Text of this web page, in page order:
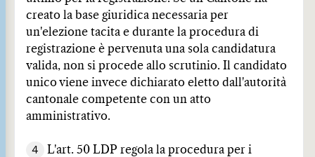
creato la base giuridica necessaria per
un'elezione tacita e durante la procedura di
registrazione è pervenuta una sola candidatura
valida, non si procede allo scrutinio. Il candidato
unico viene invece dichiarato eletto dall'autorità
cantonale competente con un atto
amministrativo.
4
L'art. 50 LDP regola la procedura per i